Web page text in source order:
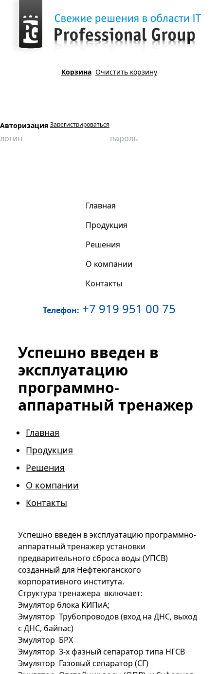
Корзина Очистить корзину
Авторизация Зарегистрироваться
Главная
Продукция
Решения
О компании
Контакты
Телефон: +7 919 951 00 75
Успешно введен в
эксплуатацию
программно-
аппаратный тренажер
Главная
Продукция
Решения
О компании
Контакты
Успешно введен в эксплуатацию программно-
аппаратный тренажер установки
предварительного сброса воды (УПСВ)
созданный для Нефтеюганского
корпоративного института.
Структура тренажера включает:
Эмулятор блока КИПиА;
Эмулятор Трубопроводов (вход на ДНС, выход
с ДНС, байпас)
Эмулятор БРХ
Эмулятор 3-х фазный сепаратор типа НГСВ
Эмулятор Газовый сепаратор (СГ)